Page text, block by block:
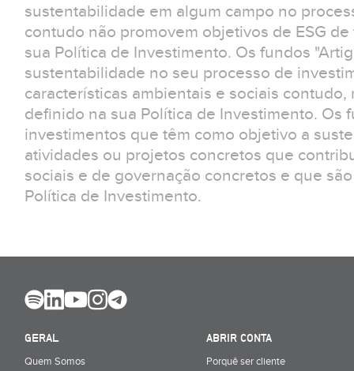
sustentabilidade em algum campo no
contudo não promovem objetivos de ESG
sua Política de Investimento. Os fundos
sustentabilidade no seu processo de
características ambientais e sociais
definido na sua Política de Investimento. Os
investimentos que têm como objetivo a
atividades ou projetos concretos que
sociais e de governação concretos e que
Política de Investimento.
GERAL
Quem Somos
ABRIR CONTA
Porquê ser cliente